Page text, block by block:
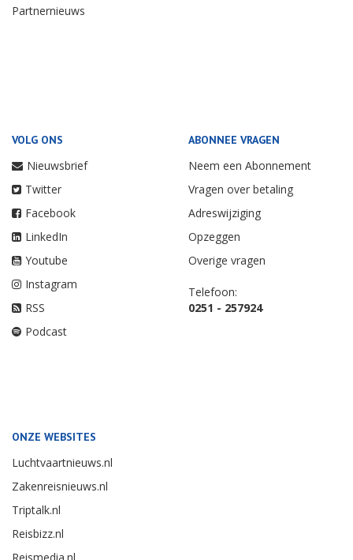
Partnernieuws
VOLG ONS
Nieuwsbrief
Twitter
Facebook
LinkedIn
Youtube
Instagram
RSS
Podcast
ABONNEE VRAGEN
Neem een Abonnement
Vragen over betaling
Adreswijziging
Opzeggen
Overige vragen
Telefoon:
0251 - 257924
ONZE WEBSITES
Luchtvaartnieuws.nl
Zakenreisnieuws.nl
Triptalk.nl
Reisbizz.nl